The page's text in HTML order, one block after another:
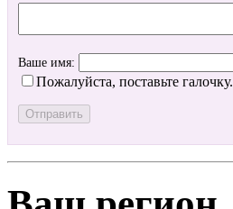
Ваше имя:
Пожалуйста, поставьте галочку.